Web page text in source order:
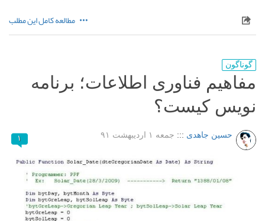
مطالعه کامل این مطلب
گوناگون
مفاهیم فناوری اطلاعات؛ برنامه ​
نویس کیست؟
حسین جاهدی ::: جمعه ۱ اردیبهشت ۹۱ ۱